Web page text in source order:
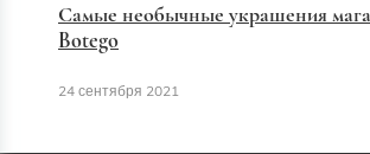
Самые необычные украшения
Botego
24 сентября 2021